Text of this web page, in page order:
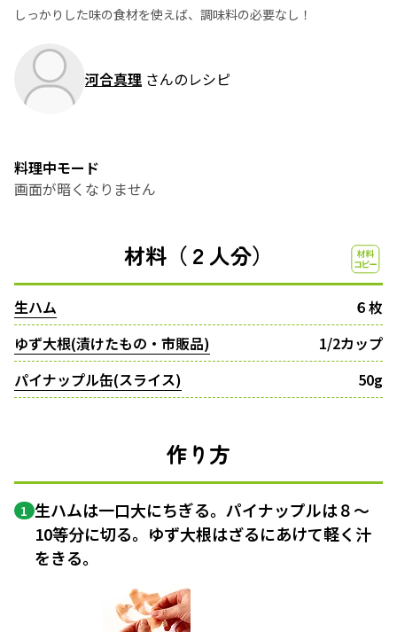
しっかりした味の食材を使えば、調味料の必要なし！
河合真理 さんのレシピ
料理中モード
画面が暗くなりません
材料（２人分）
生ハム
６枚
ゆず大根(漬けたもの・市販品)
1/2カップ
パイナップル缶(スライス)
50g
作り方
1 生ハムは一口大にちぎる。パイナップルは８〜
10等分に切る。ゆず大根はざるにあけて軽く汁
をきる。